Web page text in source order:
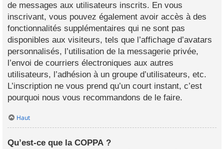
de messages aux utilisateurs inscrits. En vous
inscrivant, vous pouvez également avoir accès à des
fonctionnalités supplémentaires qui ne sont pas
disponibles aux visiteurs, tels que l’affichage d’avatars
personnalisés, l’utilisation de la messagerie privée,
l’envoi de courriers électroniques aux autres
utilisateurs, l’adhésion à un groupe d’utilisateurs, etc.
L’inscription ne vous prend qu’un court instant, c’est
pourquoi nous vous recommandons de le faire.
Haut
Qu’est-ce que la COPPA ?